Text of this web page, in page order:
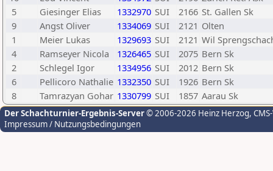
5
Giesinger Elias 1332970 SUI 2166 St. Gallen Sk
9
Angst Oliver 1334069 SUI 2121 Olten
1
Meier Lukas 1329693 SUI 2121 Wil
4
Ramseyer Nicola 1326465 SUI 2075 Bern Sk
2
Schlegel Igor 1334956 SUI 2012 Bern Sk
6
Pellicoro Nathalie 1332350 SUI 1926 Bern Sk
8
Tamrazyan Gohar 1330799 SUI 1857 Aarau Sk
Der Schachturnier-Ergebnis-Server© 2006-2026 Heinz Herzog,
Impressum / Nutzungsbedingungen